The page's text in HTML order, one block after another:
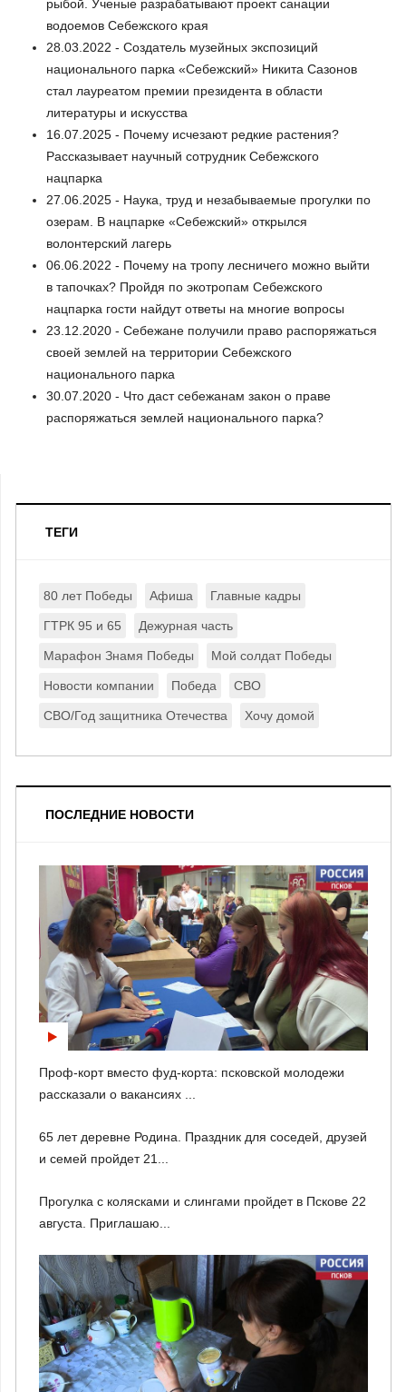
рыбой. Ученые разрабатывают проект санации
водоемов Себежского края
28.03.2022 - Создатель музейных экспозиций
национального парка «Себежский» Никита Сазонов
стал лауреатом премии президента в области
литературы и искусства
16.07.2025 - Почему исчезают редкие растения?
Рассказывает научный сотрудник Себежского
нацпарка
27.06.2025 - Наука, труд и незабываемые прогулки по
озерам. В нацпарке «Себежский» открылся
волонтерский лагерь
06.06.2022 - Почему на тропу лесничего можно выйти
в тапочках? Пройдя по экотропам Себежского
нацпарка гости найдут ответы на многие вопросы
23.12.2020 - Себежане получили право распоряжаться
своей землей на территории Себежского
национального парка
30.07.2020 - Что даст себежанам закон о праве
распоряжаться землей национального парка?
ТЕГИ
80 лет Победы Афиша Главные кадры
ГТРК 95 и 65 Дежурная часть
Марафон Знамя Победы Мой солдат Победы
Новости компании Победа СВО
СВО/Год защитника Отечества Хочу домой
ПОСЛЕДНИЕ НОВОСТИ
Проф-корт вместо фуд-корта: псковской молодежи
рассказали о вакансиях ...
65 лет деревне Родина. Праздник для соседей, друзей
и семей пройдет 21...
Прогулка с колясками и слингами пройдет в Пскове 22
августа. Приглашаю...